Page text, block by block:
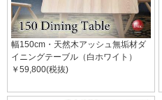
幅150cm・天然木アッシュ無垢材ダ
イニングテーブル（白ホワイト）
￥59,800(税抜)